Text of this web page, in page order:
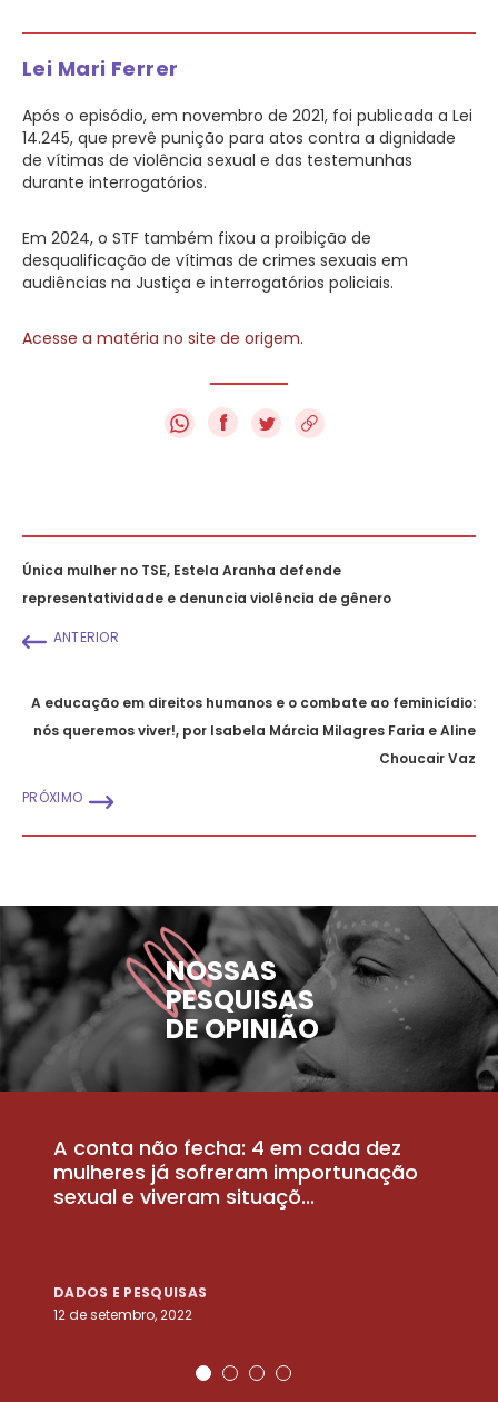
Lei Mari Ferrer
Após o episódio, em novembro de 2021, foi publicada a Lei
14.245, que prevê punição para atos contra a dignidade
de vítimas de violência sexual e das testemunhas
durante interrogatórios.
Em 2024, o STF também fixou a proibição de
desqualificação de vítimas de crimes sexuais em
audiências na Justiça e interrogatórios policiais.
Acesse a matéria no site de origem.
f
Única mulher no TSE, Estela Aranha defende
representatividade e denuncia violência de gênero
ANTERIOR
A educação em direitos humanos e o combate ao feminicídio:
nós queremos viver!, por Isabela Márcia Milagres Faria e Aline
Choucair Vaz
PRÓXIMO
NOSSAS
PESQUISAS
DE OPINIÃO
A conta não fecha: 4 em cada dez
mulheres já sofreram importunação
sexual e viveram situaçõ...
DADOS E PESQUISAS
12 de setembro, 2022